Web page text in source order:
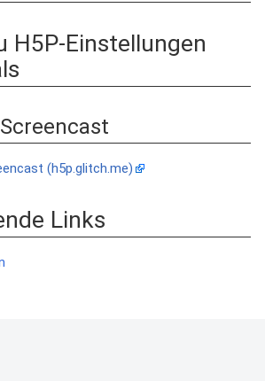
H5P-Einstellungen
(h5p.glitch.me)
Links